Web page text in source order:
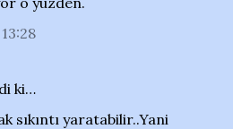
ki…
sıkıntı yaratabilir..Yani